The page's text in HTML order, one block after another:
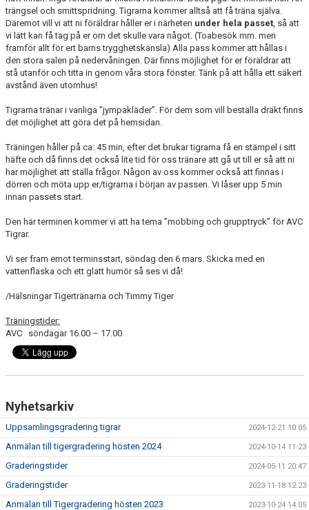
trängsel och smittspridning. Tigrarna kommer alltså att få träna själva.
Däremot vill vi att ni föräldrar håller er i närheten under hela passet, så att
vi lätt kan få tag på er om det skulle vara något. (Toabesök mm. men
framför allt för ert barns trygghetskänsla) Alla pass kommer att hållas i
den stora salen på nedervåningen. Där finns möjlighet för er föräldrar att
stå utanför och titta in genom våra stora fönster. Tänk på att hålla ett säkert
avstånd även utomhus!
Tigrarna tränar i vanliga ”jympakläder”. För dem som vill beställa dräkt finns
det möjlighet att göra det på hemsidan.
Träningen håller på ca: 45 min, efter det brukar tigrarna få en stämpel i sitt
häfte och då finns det också lite tid för oss tränare att gå ut till er så att ni
har möjlighet att ställa frågor. Någon av oss kommer också att finnas i
dörren och möta upp er/tigrarna i början av passen. Vi låser upp 5 min
innan passets start.
Den här terminen kommer vi att ha tema ”mobbing och grupptryck” för AVC
Tigrar.
Vi ser fram emot terminsstart, söndag den 6 mars. Skicka med en
vattenflaska och ett glatt humör så ses vi då!
/Hälsningar Tigertränarna och Timmy Tiger
Träningstider:
AVC söndagar 16.00 – 17.00
Nyhetsarkiv
Uppsamlingsgradering tigrar 2024-12-21 10:05
Anmälan till tigergradering hösten 2024 2024-10-14 11:23
Graderingstider 2024-05-11 20:47
Graderingstider 2023-11-18 12:23
Anmälan till Tigergradering hösten 2023 2023-10-24 14:05